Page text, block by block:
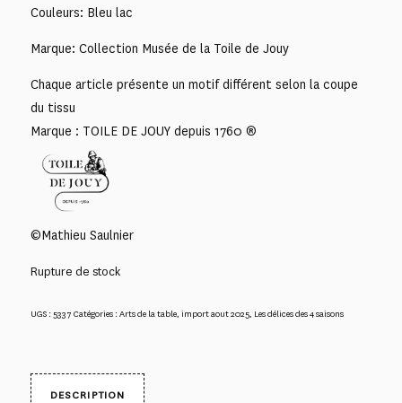
Couleurs: Bleu lac
Marque: Collection Musée de la Toile de Jouy
Chaque article présente un motif différent selon la coupe
du tissu
Marque : TOILE DE JOUY depuis 1760 ®
©Mathieu Saulnier
Rupture de stock
UGS : 5337 Catégories :Arts de la table, import aout 2025, Les délices des 4 saisons
DESCRIPTION